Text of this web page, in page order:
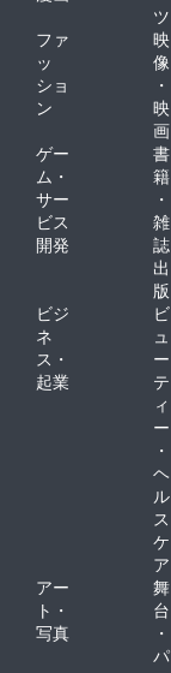
ツ
ファ
ッ
ショ
ン
映
像
・
映
画
ゲー
ム・
サー
ビス
開発
書
籍
・
雑
誌
出
版
ビジ
ネ
ス・
起業
ビ
ュ
ー
テ
ィ
ー
・
ヘ
ル
ス
ケ
ア
アー
ト・
写真
舞
台
・
パ